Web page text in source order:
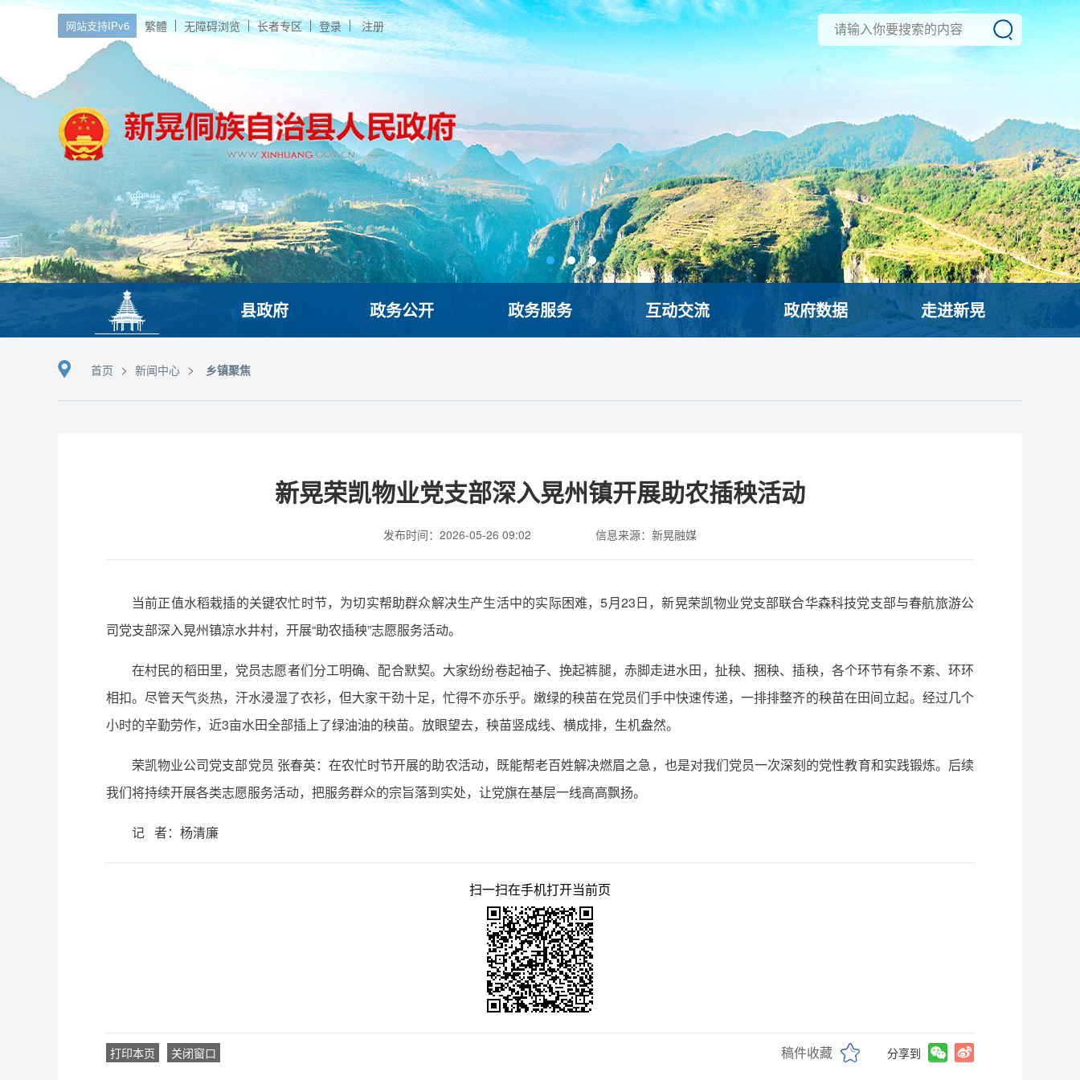
网站支持IPv6 繁體 无障碍浏览 长者专区 登录 注册
县政府 政务公开 政务服务 互动交流 政府数据 走进新晃
首页 > 新闻中心 > 乡镇聚焦
新晃荣凯物业党支部深入晃州镇开展助农插秧活动
发布时间：2026-05-26 09:02 信息来源：新晃融媒
当前正值水稻栽插的关键农忙时节，为切实帮助群众解决生产生活中的实际困难，5月23日，新晃荣凯物业党支部联合华森科技党支部与春航旅游公
司党支部深入晃州镇凉水井村，开展“助农插秧”志愿服务活动。
在村民的稻田里，党员志愿者们分工明确、配合默契。大家纷纷卷起袖子、挽起裤腿，赤脚走进水田，扯秧、捆秧、插秧，各个环节有条不紊、环环
相扣。尽管天气炎热，汗水浸湿了衣衫，但大家干劲十足，忙得不亦乐乎。嫩绿的秧苗在党员们手中快速传递，一排排整齐的秧苗在田间立起。经过几个
小时的辛勤劳作，近3亩水田全部插上了绿油油的秧苗。放眼望去，秧苗竖成线、横成排，生机盎然。
荣凯物业公司党支部党员 张春英：在农忙时节开展的助农活动，既能帮老百姓解决燃眉之急，也是对我们党员一次深刻的党性教育和实践锻炼。后续
我们将持续开展各类志愿服务活动，把服务群众的宗旨落到实处，让党旗在基层一线高高飘扬。
记 者：杨清廉
扫一扫在手机打开当前页
打印本页 关闭窗口 稿件收藏 分享到